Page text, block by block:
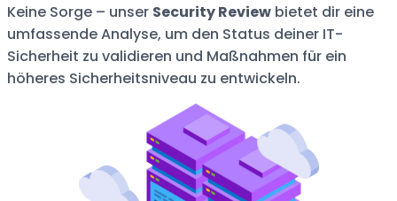
Keine Sorge – unser Security Review bietet dir eine
umfassende Analyse, um den Status deiner IT-
Sicherheit zu validieren und Maßnahmen für ein
höheres Sicherheitsniveau zu entwickeln.